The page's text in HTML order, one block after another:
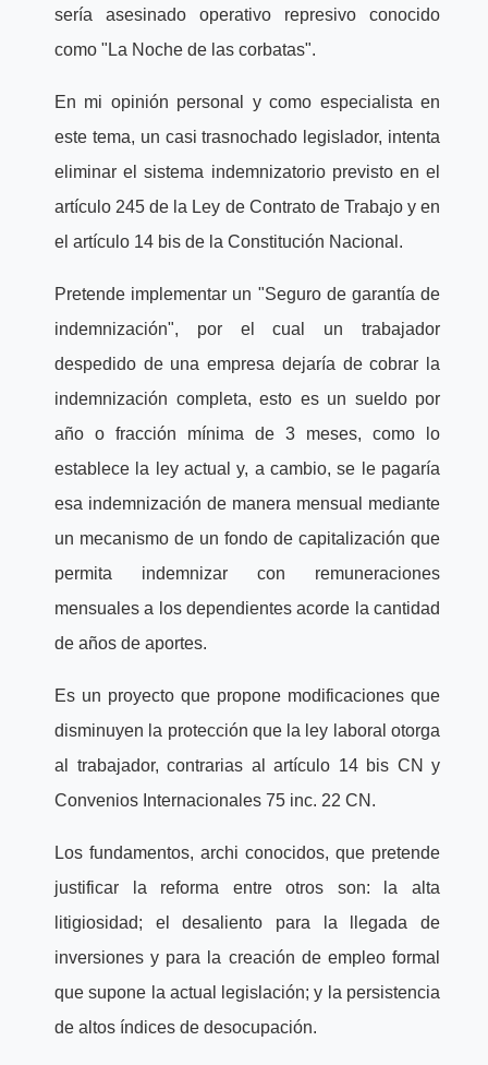
sería asesinado operativo represivo conocido
como "La Noche de las corbatas".
En mi opinión personal y como especialista en
este tema, un casi trasnochado legislador, intenta
eliminar el sistema indemnizatorio previsto en el
artículo 245 de la Ley de Contrato de Trabajo y en
el artículo 14 bis de la Constitución Nacional.
Pretende implementar un "Seguro de garantía de
indemnización", por el cual un trabajador
despedido de una empresa dejaría de cobrar la
indemnización completa, esto es un sueldo por
año o fracción mínima de 3 meses, como lo
establece la ley actual y, a cambio, se le pagaría
esa indemnización de manera mensual mediante
un mecanismo de un fondo de capitalización que
permita indemnizar con remuneraciones
mensuales a los dependientes acorde la cantidad
de años de aportes.
Es un proyecto que propone modificaciones que
disminuyen la protección que la ley laboral otorga
al trabajador, contrarias al artículo 14 bis CN y
Convenios Internacionales 75 inc. 22 CN.
Los fundamentos, archi conocidos, que pretende
justificar la reforma entre otros son: la alta
litigiosidad; el desaliento para la llegada de
inversiones y para la creación de empleo formal
que supone la actual legislación; y la persistencia
de altos índices de desocupación.